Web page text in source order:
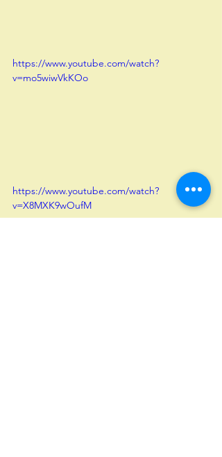
https://www.youtube.com/watch?
v=mo5wiwVkKOo
https://www.youtube.com/watch?
v=X8MXK9wOufM